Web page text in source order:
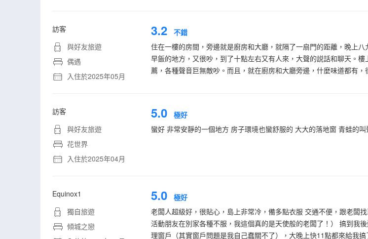
訪客
與好友旅遊
偶遇
入住於2025年05月
3.2 不錯
住在一樓的房間，旁邊就是廚房和大廳，就隔了一扇門的距離，晚上
早飯的地方，又很吵，到了十點左右又有人來，大聲的説話和聊天。
薦，各種聲音巨無敵吵。而且，就在廚房和大廳旁邊，什麼味道都有，
訪客
與好友旅遊
花世界
入住於2025年04月
5.0 極好
蠻好 非常安靜的一個地方 房子環境也蠻舒服的 大大的落地窗 青蛙的
Equinox1
獨自旅遊
傾城之戀
5.0 極好
老闆人超級好，很貼心，島上非常冷，備多點衣服 交通不便，跟老闆
活動朋友在別家各種不服，我這個真的是天使般的老闆了！） 搞到我
理窗戶（其實窗戶問題是我自己蠢關不了），大晚上快11點都來給我